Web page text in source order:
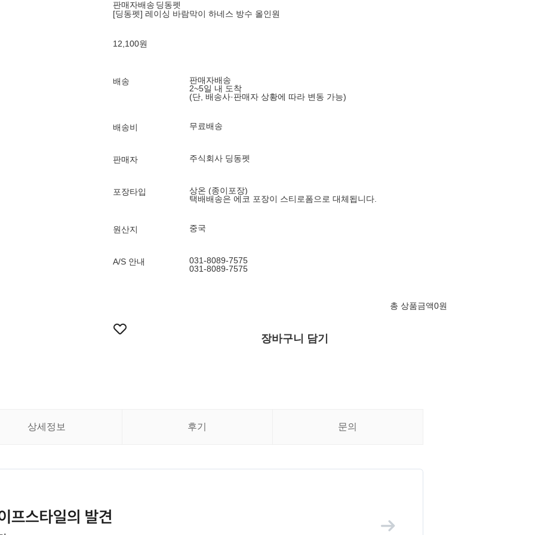
판매자배송 딩동펫
[딩동펫] 레이싱 바람막이 하네스 방수 올인원
12,100원
배송
판매자배송
2~5일 내 도착
(단, 배송사·판매자 상황에 따라 변동 가능)
배송비 무료배송
판매자 주식회사 딩동펫
포장타입
상온 (종이포장)
택배배송은 에코 포장이 스티로폼으로 대체됩니다.
원산지 중국
A/S 안내
031-8089-7575
031-8089-7575
총 상품금액0원
장바구니 담기
상세정보 후기 문의